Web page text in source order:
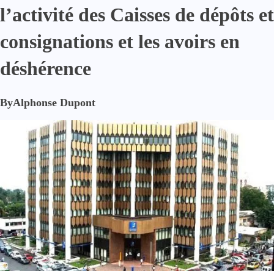
l’activité des Caisses de dépôts et
consignations et les avoirs en
déshérence
ByAlphonse Dupont